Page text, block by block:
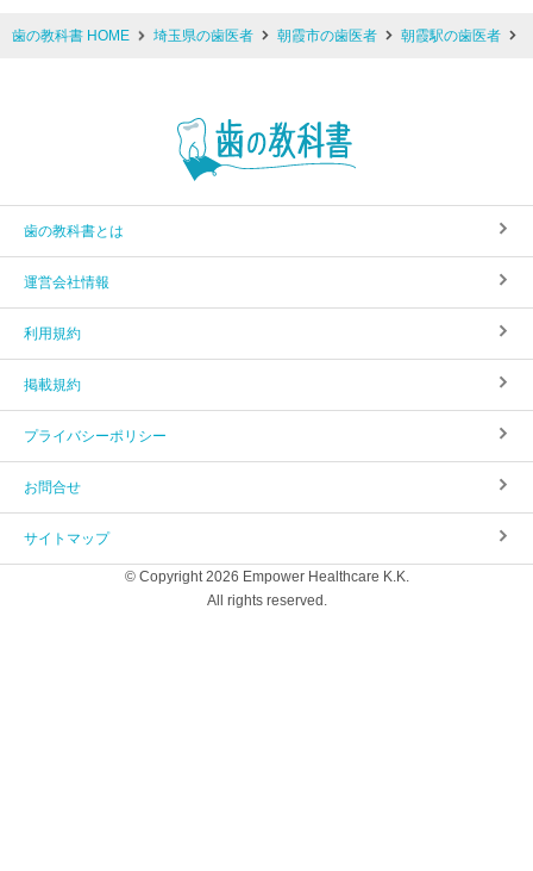
歯の教科書 HOME 埼玉県の歯医者 朝霞市の歯医者 朝霞駅の歯医者
歯の教科書とは
運営会社情報
利用規約
掲載規約
プライバシーポリシー
お問合せ
サイトマップ
© Copyright 2026 Empower Healthcare K.K.
All rights reserved.